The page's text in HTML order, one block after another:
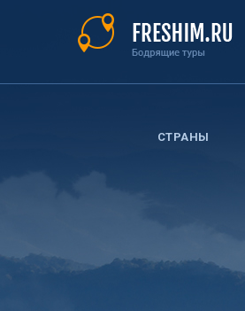
СТРАНЫ
Вы
здесь